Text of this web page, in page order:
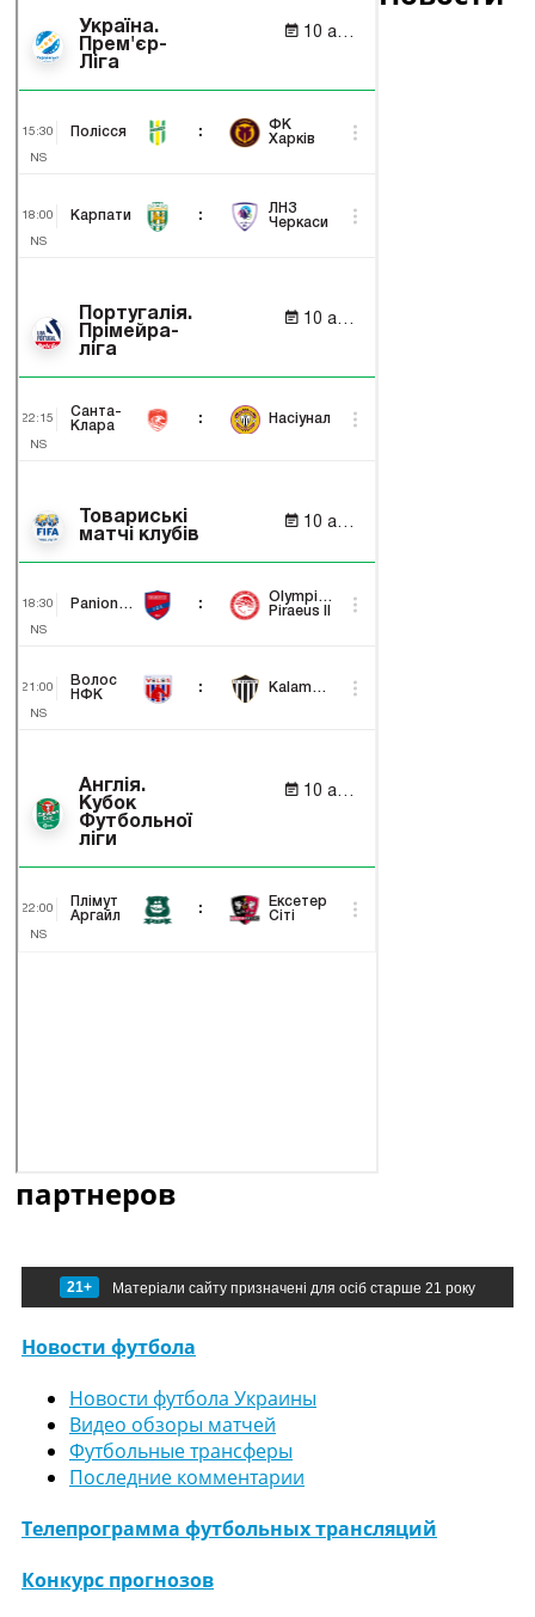
партнеров
21+ Матеріали сайту призначені для осіб старше 21 року
Новости футбола
Новости футбола Украины
Видео обзоры матчей
Футбольные трансферы
Последние комментарии
Телепрограмма футбольных трансляций
Конкурс прогнозов